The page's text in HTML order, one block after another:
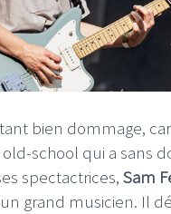
bien dommage,
old-school qui a sans
spectactrices, Sam
grand musicien. Il